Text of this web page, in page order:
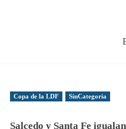
Copa de la LDF SinCategoria
Salcedo y Santa Fe igualan